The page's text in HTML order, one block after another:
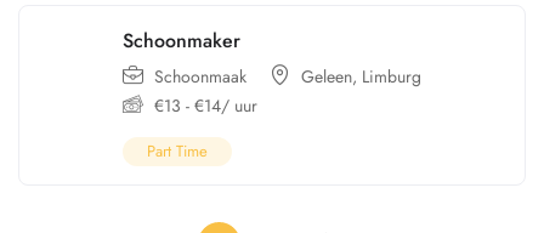
Schoonmaker
Schoonmaak Geleen, Limburg
€13 - €14/ uur
Part Time